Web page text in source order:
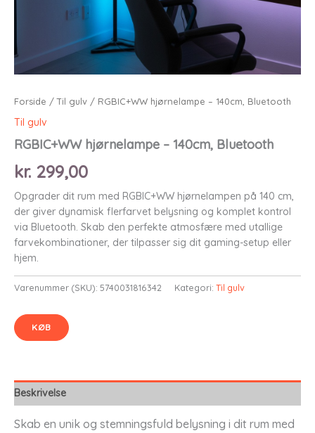
Forside /Til gulv / RGBIC+WW hjørnelampe – 140cm, Bluetooth
Til gulv
RGBIC+WW hjørnelampe – 140cm, Bluetooth
kr. 299,00
Opgrader dit rum med RGBIC+WW hjørnelampen på 140 cm,
der giver dynamisk flerfarvet belysning og komplet kontrol
via Bluetooth. Skab den perfekte atmosfære med utallige
farvekombinationer, der tilpasser sig dit gaming-setup eller
hjem.
Varenummer (SKU): 5740031816342 Kategori: Til gulv
KØB
Beskrivelse
Skab en unik og stemningsfuld belysning i dit rum med